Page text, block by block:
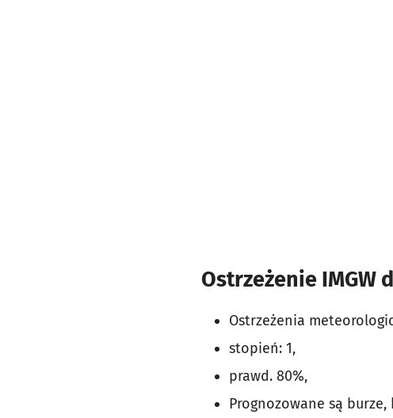
Ostrzeżenie IMGW
Ostrzeżenia
stopień: 1,
prawd. 80%,
Prognozowane są